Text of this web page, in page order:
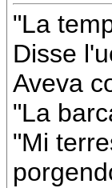
"La
Disse
Aveva
"La
"Mi